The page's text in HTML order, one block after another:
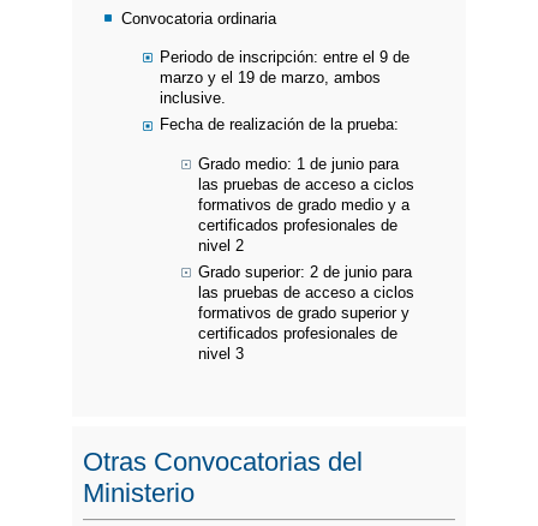
Convocatoria ordinaria
Periodo de inscripción: entre el 9 de
marzo y el 19 de marzo, ambos
inclusive.
Fecha de realización de la prueba:
Grado medio: 1 de junio para
las pruebas de acceso a ciclos
formativos de grado medio y a
certificados profesionales de
nivel 2
Grado superior: 2 de junio para
las pruebas de acceso a ciclos
formativos de grado superior y
certificados profesionales de
nivel 3
​Otras Convocatorias del
Ministerio